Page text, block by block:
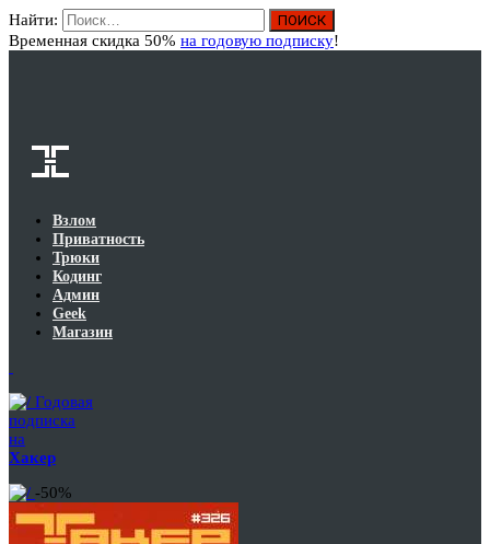
Найти:
Временная скидка 50% на годовую подписку!
Взлом
Приватность
Трюки
Кодинг
Админ
Geek
Магазин
Годовая
подписка
на
Хакер
-50%